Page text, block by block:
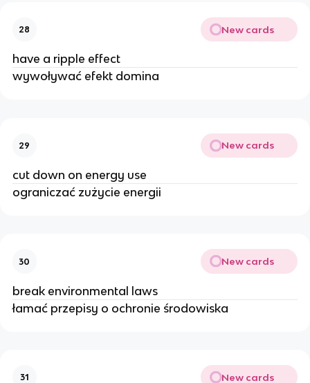
28 New cards
have a ripple effect
wywoływać efekt domina
29 New cards
cut down on energy use
ograniczać zużycie energii
30 New cards
break environmental laws
łamać przepisy o ochronie środowiska
31 New cards